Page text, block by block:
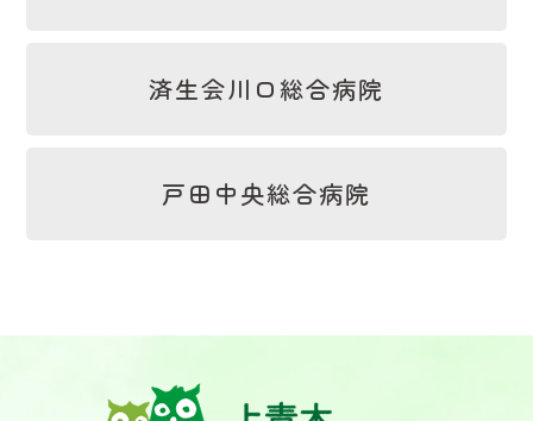
済生会川口総合病院
戸田中央総合病院